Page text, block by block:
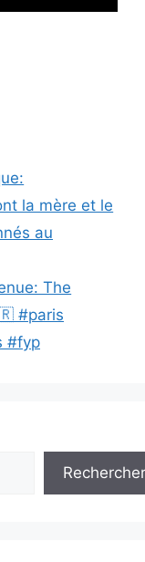
la mère et le
au
The
#paris
#fyp
Rechercher